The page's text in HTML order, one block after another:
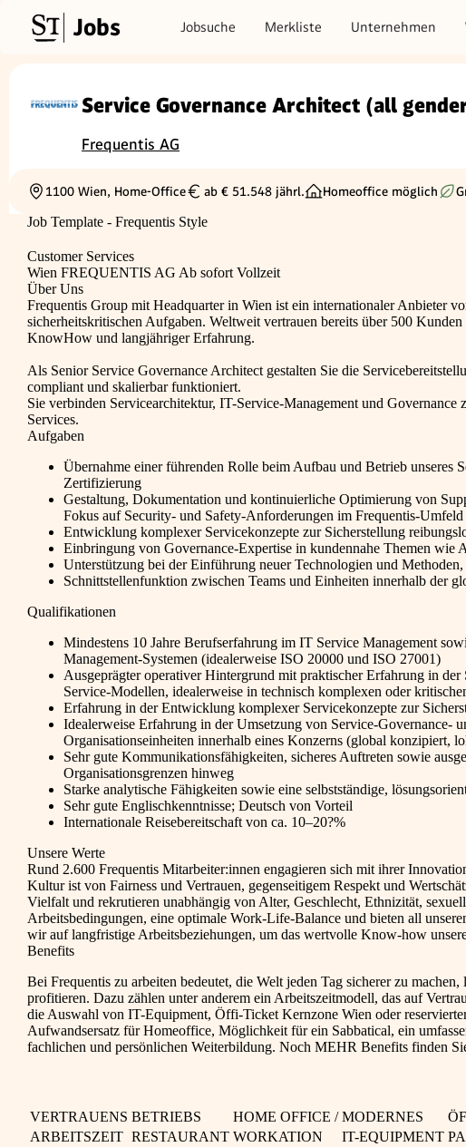
Jobs Jobsuche Merkliste Unternehmen
Service Governance Architect (all
Frequentis AG
Ortschaft
1100 Wien, Home-Office
Gehalt
ab € 51.548 jährl. Homeoffice möglich
Job Template - Frequentis Style
Customer Services
Wien FREQUENTIS AG Ab sofort Vollzeit
Über Uns
Frequentis Group mit Headquarter in Wien ist ein internationaler Anbieter
sicherheitskritischen Aufgaben. Weltweit vertrauen bereits über 500
KnowHow und langjähriger Erfahrung.
Als Senior Service Governance Architect gestalten Sie die
compliant und skalierbar funktioniert.
Sie verbinden Servicearchitektur, IT-Service-Management und
Services.
Aufgaben
Übernahme einer führenden Rolle beim Aufbau und Betrieb unseres
Zertifizierung
Gestaltung, Dokumentation und kontinuierliche Optimierung von
Fokus auf Security- und Safety-Anforderungen im Frequentis-Umfeld
Entwicklung komplexer Servicekonzepte zur Sicherstellung
Einbringung von Governance-Expertise in kundennahe Themen wie
Unterstützung bei der Einführung neuer Technologien und
Schnittstellenfunktion zwischen Teams und Einheiten innerhalb der
Qualifikationen
Mindestens 10 Jahre Berufserfahrung im IT Service Management
Management-Systemen (idealerweise ISO 20000 und ISO 27001)
Ausgeprägter operativer Hintergrund mit praktischer Erfahrung in
Service-Modellen, idealerweise in technisch komplexen oder
Erfahrung in der Entwicklung komplexer Servicekonzepte zur
Idealerweise Erfahrung in der Umsetzung von Service-Governance-
Organisationseinheiten innerhalb eines Konzerns (global konzipiert,
Sehr gute Kommunikationsfähigkeiten, sicheres Auftreten sowie
Organisationsgrenzen hinweg
Starke analytische Fähigkeiten sowie eine selbstständige,
Sehr gute Englischkenntnisse; Deutsch von Vorteil
Internationale Reisebereitschaft von ca. 10–20?%
Unsere Werte
Rund 2.600 Frequentis Mitarbeiter:innen engagieren sich mit ihrer
Kultur ist von Fairness und Vertrauen, gegenseitigem Respekt und
Vielfalt und rekrutieren unabhängig von Alter, Geschlecht, Ethnizität,
Arbeitsbedingungen, eine optimale Work-Life-Balance und bieten all
wir auf langfristige Arbeitsbeziehungen, um das wertvolle Know-how
Benefits
Bei Frequentis zu arbeiten bedeutet, die Welt jeden Tag sicherer zu
profitieren. Dazu zählen unter anderem ein Arbeitszeitmodell, das auf
die Auswahl von IT-Equipment, Öffi-Ticket Kernzone Wien oder
Aufwandsersatz für Homeoffice, Möglichkeit für ein Sabbatical, ein
fachlichen und persönlichen Weiterbildung. Noch MEHR Benefits finden
VERTRAUENS BETRIEBS HOME OFFICE / MODERNES
ARBEITSZEIT RESTAURANT WORKATION IT-EQUIPMENT